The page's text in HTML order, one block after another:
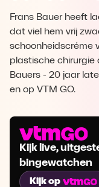
Frans Bauer heeft
dat viel hem vrij
schoonheidscréme
plastische chirurgie
Bauers - 20 jaar
en op VTM GO.
Kijk live,
bingewatchen
Kijk op